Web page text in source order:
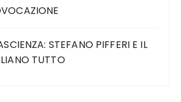
STEFANO PIFFERI E IL
TUTTO